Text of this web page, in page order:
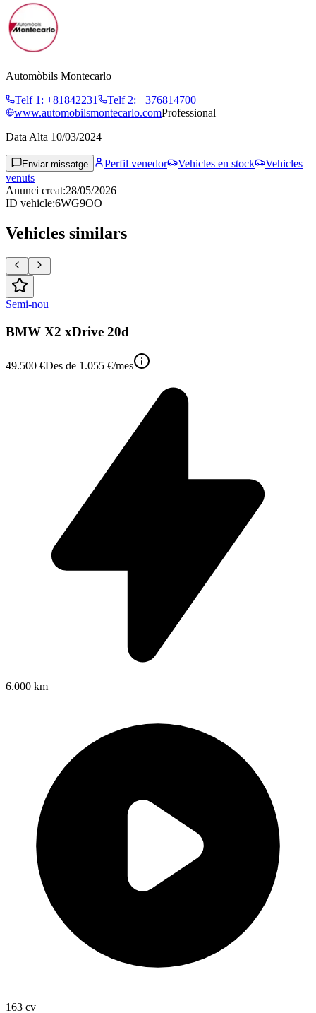
Automòbils Montecarlo
Telf 1 : +81842231 Telf 2: +376814700
www.automobilsmontecarlo.comProfessional
Data Alta 10/03/2024
Enviar missatge Perfil venedor Vehicles en stock
Vehicles
venuts
Anunci creat:28/05/2026
ID vehicle:6WG9OO
Vehicles similars
Semi-nou
BMW X2 xDrive 20d
49.500 €Des de 1.055 €/mes
6.000 km
163 cv